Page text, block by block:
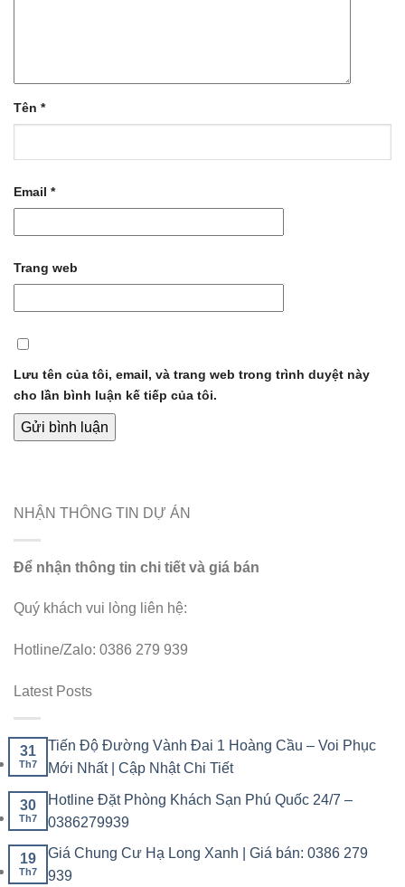
Tên *
Email *
Trang web
Lưu tên của tôi, email, và trang web trong trình duyệt này
cho lần bình luận kế tiếp của tôi.
NHẬN THÔNG TIN DỰ ÁN
Để nhận thông tin chi tiết và giá bán
Quý khách vui lòng liên hệ:
Hotline/Zalo: 0386 279 939
Latest Posts
31
Th7
Tiến Độ Đường Vành Đai 1 Hoàng Cầu – Voi Phục
Mới Nhất | Cập Nhật Chi Tiết
30
Th7
Hotline Đặt Phòng Khách Sạn Phú Quốc 24/7 –
0386279939
19
Th7
Giá Chung Cư Hạ Long Xanh | Giá bán: 0386 279
939